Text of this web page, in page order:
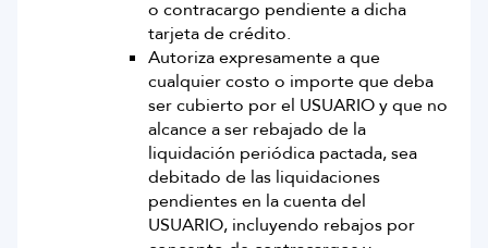
o contracargo pendiente a dicha
tarjeta de crédito.
Autoriza expresamente a que
cualquier costo o importe que deba
ser cubierto por el USUARIO y que no
alcance a ser rebajado de la
liquidación periódica pactada, sea
debitado de las liquidaciones
pendientes en la cuenta del
USUARIO, incluyendo rebajos por